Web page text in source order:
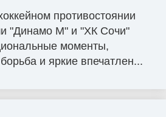
противостоянии
"Динамо М" и "ХК Сочи"
моменты,
и яркие впечатлен...